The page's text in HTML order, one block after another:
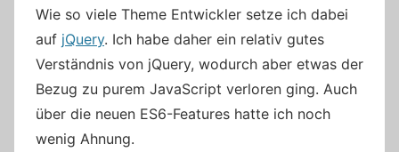
Wie so viele Theme Entwickler setze ich dabei
auf jQuery. Ich habe daher ein relativ gutes
Verständnis von jQuery, wodurch aber etwas der
Bezug zu purem JavaScript verloren ging. Auch
über die neuen ES6-Features hatte ich noch
wenig Ahnung.